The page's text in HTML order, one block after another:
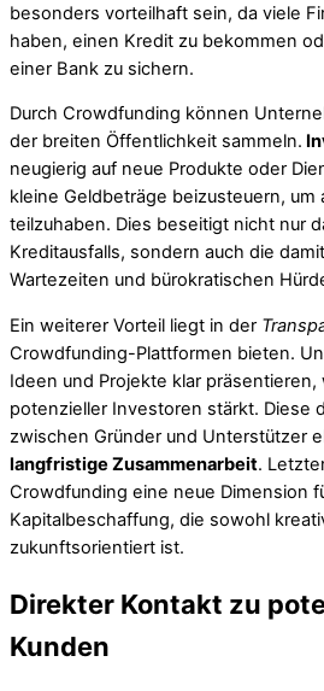
besonders vorteilhaft sein, da viele
haben, einen Kredit zu bekommen
einer Bank zu sichern.
Durch Crowdfunding können
der breiten Öffentlichkeit sammeln.
neugierig auf neue Produkte oder
kleine Geldbeträge beizusteuern, um
teilzuhaben. Dies beseitigt nicht nur
Kreditausfalls, sondern auch die
Wartezeiten und bürokratischen
Ein weiterer Vorteil liegt in der
Crowdfunding-Plattformen bieten.
Ideen und Projekte klar präsentieren,
potenzieller Investoren stärkt. Diese
zwischen Gründer und Unterstützer
langfristige Zusammenarbeit.
Crowdfunding eine neue Dimension
Kapitalbeschaffung, die sowohl
zukunftsorientiert ist.
Direkter Kontakt zu
Kunden